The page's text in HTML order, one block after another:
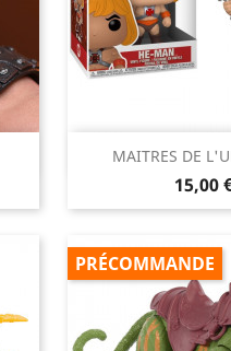
MAITRES DE
Prix
15,00
Aperçu
PRÉCOMMANDE